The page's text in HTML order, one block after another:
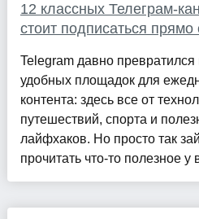
12 классных Телеграм-
стоит подписаться прямо
Telegram давно
удобных площадок для
контента: здесь все от
путешествий, спорта и
лайфхаков. Но просто так
прочитать что-то полезное у